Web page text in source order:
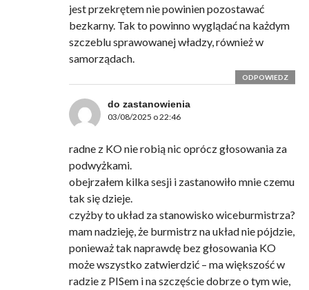
jest przekrętem nie powinien pozostawać
bezkarny. Tak to powinno wyglądać na każdym
szczeblu sprawowanej władzy, również w
samorządach.
ODPOWIEDZ
do zastanowienia
03/08/2025 o 22:46
radne z KO nie robią nic oprócz głosowania za
podwyżkami.
obejrzałem kilka sesji i zastanowiło mnie czemu
tak się dzieje.
czyżby to układ za stanowisko wiceburmistrza?
mam nadzieję, że burmistrz na układ nie pójdzie,
ponieważ tak naprawdę bez głosowania KO
może wszystko zatwierdzić – ma większość w
radzie z PISem i na szczęście dobrze o tym wie,